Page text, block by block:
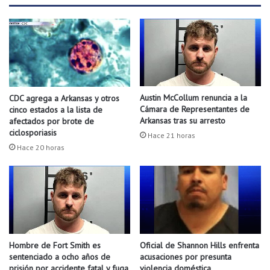
i
o
o
S
e
r
á
M
l
t
a
o
n
i
s
t
r
o
d
e
a
g
u
a
n
l
g
n
a
s
CDC agrega a Arkansas y otros
cinco estados a la lista de
afectados por brote de
ciclosporiasis
Hace 20 horas
Austin McCollum renuncia a la
Cámara de Representantes de
Arkansas tras su arresto
Hace 21 horas
Hombre de Fort Smith es
sentenciado a ocho años de
Oficial de Shannon Hills enfrenta
acusaciones por presunta